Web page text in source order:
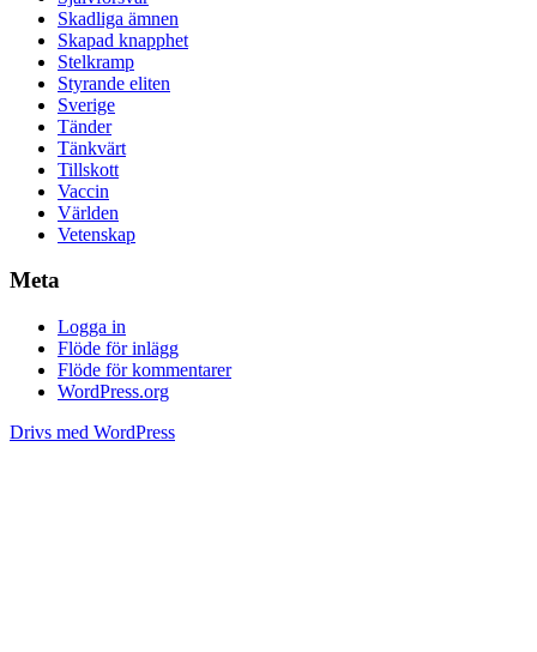
Skadliga ämnen
Skapad knapphet
Stelkramp
Styrande eliten
Sverige
Tänder
Tänkvärt
Tillskott
Vaccin
Världen
Vetenskap
Meta
Logga in
Flöde för inlägg
Flöde för kommentarer
WordPress.org
Drivs med WordPress